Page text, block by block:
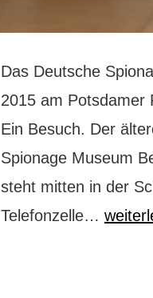
Das Deutsche
2015 am Potsdamer
Ein Besuch. Der
Spionage Museum
steht mitten in der
Telefonzelle…